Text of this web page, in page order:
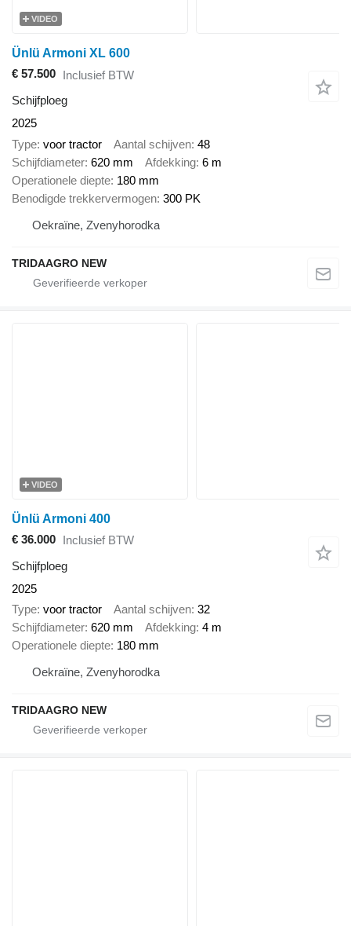
VIDEO
Ünlü Armoni XL 600
€ 57.500 Inclusief BTW
Schijfploeg
2025
Type voor tractor Aantal schijven 48
Schijfdiameter 620 mm Afdekking 6 m
Operationele diepte 180 mm
Benodigde trekkervermogen 300 PK
Oekraïne, Zvenyhorodka
TRIDAAGRO NEW
VIDEO
Ünlü Armoni 400
€ 36.000 Inclusief BTW
Schijfploeg
2025
Type voor tractor Aantal schijven 32
Schijfdiameter 620 mm Afdekking 4 m
Operationele diepte 180 mm
Oekraïne, Zvenyhorodka
TRIDAAGRO NEW